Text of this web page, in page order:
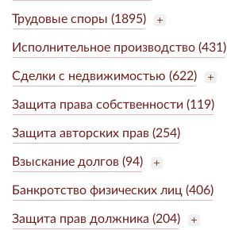
Трудовые споры (1895)
Исполнительное производство (431)
Сделки с недвижимостью (622)
Защита права собственности (119)
Защита авторских прав (254)
Взыскание долгов (94)
Банкротство физических лиц (406)
Защита прав должника (204)